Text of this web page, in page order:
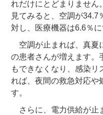
れだけにとどまりません
見てみると、空調が34.7
対し、医療機器は6.6％
空調が止まれば、真夏
の患者さんが増えます。
もできなくなり、感染リ
れば、夜間の救急対応や
す。
さらに、電力供給が止